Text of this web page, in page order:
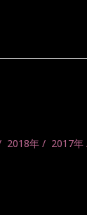
2018年 2017年